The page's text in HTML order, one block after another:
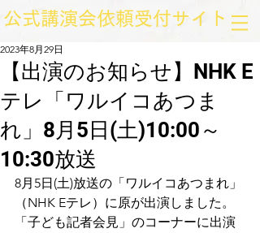
​公式講演会依頼受付サイト
【出演のお知らせ】NHK E
テレ「ワルイコあつま
れ」8月5日(土)10:00～
10:30放送
2023年8月29日
8月5日(土)放送の「ワルイコあつまれ」
（NHK Eテレ）に原が出演しました。
「子ども記者会見」のコーナーに出演